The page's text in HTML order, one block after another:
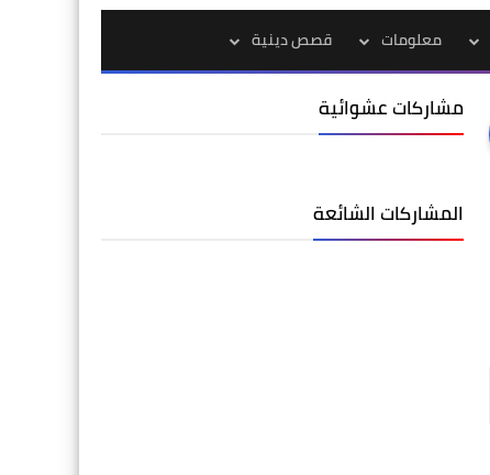
معلومات قصص دينية
مشاركات عشوائية
المشاركات الشائعة